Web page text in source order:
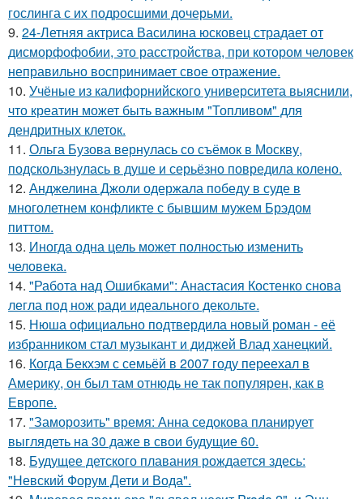
гослинга с их подросшими дочерьми.
9. 24-Летняя актриса Василина юсковец страдает от
дисморфофобии, это расстройства, при котором человек
неправильно воспринимает свое отражение.
10. Учёные из калифорнийского университета выяснили,
что креатин может быть важным "Топливом" для
дендритных клеток.
11. Ольга Бузова вернулась со съёмок в Москву,
подскользнулась в душе и серьёзно повредила колено.
12. Анджелина Джоли одержала победу в суде в
многолетнем конфликте с бывшим мужем Брэдом
питтом.
13. Иногда одна цель может полностью изменить
человека.
14. "Работа над Ошибками": Анастасия Костенко снова
легла под нож ради идеального декольте.
15. Нюша официально подтвердила новый роман - её
избранником стал музыкант и диджей Влад ханецкий.
16. Когда Бекхэм с семьёй в 2007 году переехал в
Америку, он был там отнюдь не так популярен, как в
Европе.
17. "Заморозить" время: Анна седокова планирует
выглядеть на 30 даже в свои будущие 60.
18. Будущее детского плавания рождается здесь:
"Невский Форум Дети и Вода".